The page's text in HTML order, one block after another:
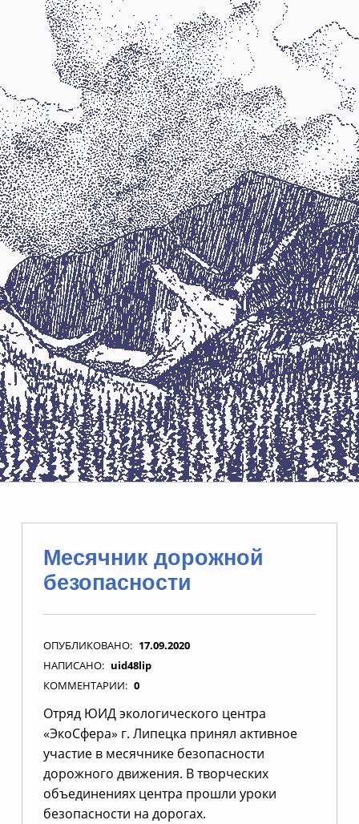
Месячник дорожной
безопасности
ОПУБЛИКОВАНО: 17.09.2020
НАПИСАНО: uid48lip
КОММЕНТАРИИ: 0
Отряд ЮИД экологического центра
«ЭкоСфера» г. Липецка принял активное
участие в месячнике безопасности
дорожного движения. В творческих
объединениях центра прошли уроки
безопасности на дорогах.